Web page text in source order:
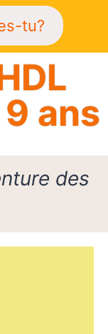
tu?
ans
des